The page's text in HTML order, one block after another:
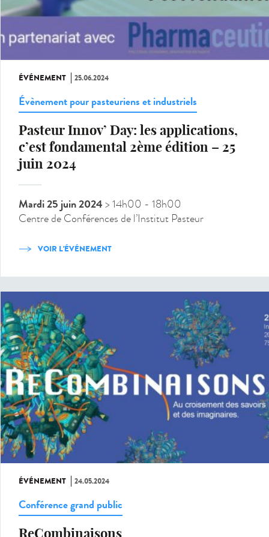
ÉVÉNEMENT 25.06.2024
Évènement pour pasteuriens et industriels
Pasteur Innov’ Day: les applications,
c’est fondamental 2ème édition – 25
juin 2024
Mardi 25 juin 2024 > 14h00 - 18h00
Centre de Conférences de l’Institut Pasteur
VOIR L'ÉVÉNEMENT
ÉVÉNEMENT 24.05.2024
Conférence grand public
ReCombinaisons